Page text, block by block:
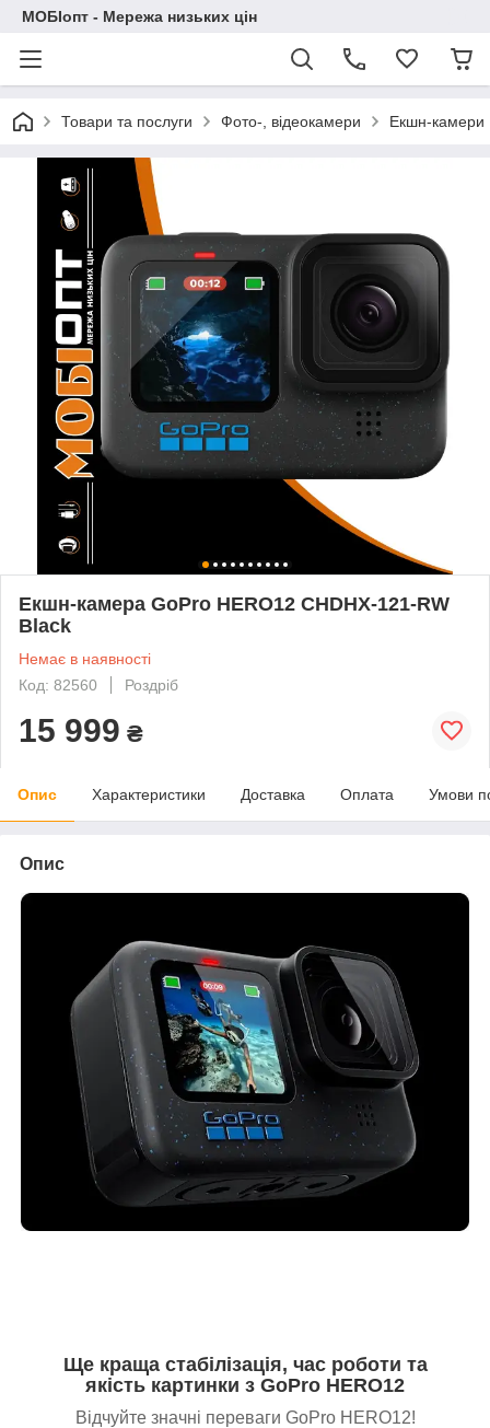
МОБІопт - Мережа низьких цін
Товари та послуги Фото-, відеокамери Екшн-камери
Екшн-камера GoPro HERO12 CHDHX-121-RW
Black
Немає в наявності
Код: 82560
Роздріб
15 999 ₴
Опис Характеристики Доставка Оплата Умови
Опис
Ще краща стабілізація, час роботи та
якість картинки з GoPro HERO12
Відчуйте значні переваги GoPro HERO12!